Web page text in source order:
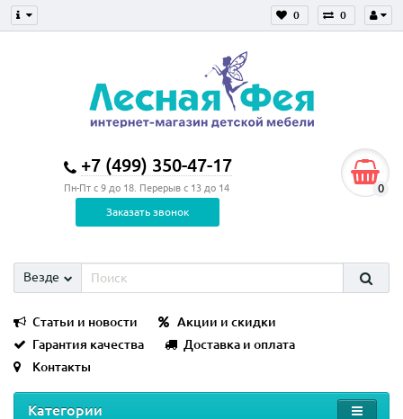
0
0
+7 (499) 350-47-17
Пн-Пт с 9 до 18. Перерыв с 13 до 14
Заказать звонок
0
Везде
Статьи и новости
Акции и скидки
Гарантия качества
Доставка и оплата
Контакты
Категории